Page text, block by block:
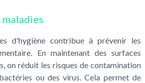
d'hygiène contribue à prévenir les
En maintenant des surfaces
on réduit les risques de contamination
ou des virus. Cela permet de